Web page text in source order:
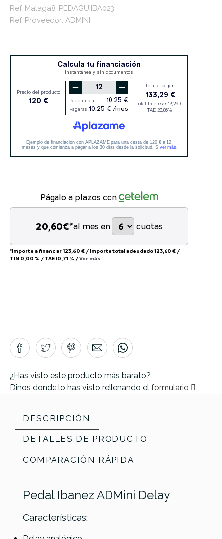
Ref. Malaga8: PEDAGUIIBA023
Ref. Proveedor: ADMINI
Págalo a plazos con
20,60€*al mes en cuotas
*Importe a financiar123,60 € / Importe total adeudado123,60 € /
TIN 0,00 % / TAE10,71 % /Ver más
¿Has visto este producto más barato?
Dinos donde lo has visto rellenando el formulario
DESCRIPCIÓN
DETALLES DE PRODUCTO
COMPARACIÓN RÁPIDA
Pedal Ibanez ADMini Delay
Características: